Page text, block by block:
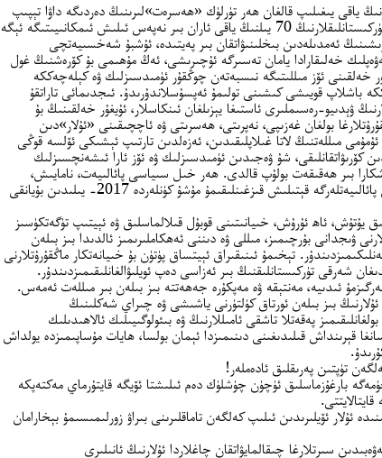
ياقى يىغىلىپ قالغان ھەر تۈرلۈك «ھەسرەت»لىرىنىڭ دەردىگە داۋا تېپىپ
چىقىۋاتقانلار كۆپىيىپ قالدى. شەرقى تۈركىستانلىقلارنىڭ 70 يىلنىڭ ياقى ئاران بىر نەپەس ئىلىش ئىمكانىيىتىگە ئېگە
ئەمدىلەدىن بىخلىنىۋاتقان بىر پەيتىدە، ئۇشبۇ شەخسىيەتچى
خەلىقارادا يامان تەسىرگە ئۇچىرىشى، ئەڭ مۇھىمى بۇ كۆرەشنىڭ غول
خەلقىنى ئۆز مىللىتىگە نىسبەتەن چوڭقۇر ئۈمىدسىزلىك ۋە كېلەچەككە
باشلاپ قويىشى كىشىنى تولىمۇ ئەپسۇسلاندۇرىدۇ. ئىجدىمائى تاراتقۇ
ۋېدىيو-رەسىملىرى ئاستىغا يېزىلغان ئىنكاسلار، ئۇيغۇر خەلقىنىڭ بۇ
بولغان غەزىپى، نەپرىتى، ھەسرىتى ۋە ئاچچىقىنى «ئۇلار»دىن
مىللەتنىڭ لاتا غىلاپلىقىدىن، ئەزەلدىن تارتىپ ئېشىكى ئۆلسە قوڭى
كۆرىۋاتقانلىقى، شۇ ۋەجىدىن ئۈمىدسىزلىك ۋە ئۆز ئارا ئىشەنچسىزلىك
بىر ھەقىقەت بولۇپ قالدى. ھەر خىل سىياسى پائالىيەت، نامايىش،
يىغىلىش، سۆھبەت قاتارلىق ئىجدىمائى پائالىيەتلەرگە قېتىلىش قىزغىنلىقىمۇ مۇشۇ كۈنلەردە 2017- يىلىدىن بۇيانقى
يۇتۇش، ئاھ ئۇرۇش، خىيانىتىنى قوبۇل قىلالماسلىق ۋە ئېيتىپ تۈگەتكۈسىز
ۋىجدانى بۇرچىمىز، مىللى ۋە دىننى ئەھكاملىرىمىز ئالدىدا بىز بىلەن
تېخىمۇ ئىنىقىراق ئېيتساق پۈتۈن بۇ خىيانەتكار ماڭقۇرۇتلارنى
شەرقى تۈركىستانلىقنىڭ بىر ئەزاسى دەپ ئويلىۋالغانلىقىمىزدىندۇر.
ھەرگىزمۇ ئىدىيە، مەنتېقە ۋە مەپكۇرە جەھەتتە بىز بىلەن بىر مىللەت ئەمەس.
بىز بىلەن ئورتاق كۈلتۈرنى ياشىشى ۋە چىراي شەكلىنىڭ
پەقەتلا تاشقى ئامىللارنىڭ ۋە بىئولوگىيىلىك ئالاھىدىلىك
قېرىنداش قىلىدىغىنى دىنىمىزدا ئېمان بولسا، ھايات مۇساپىمىزدە يولداش
تۈپتىن پەرىقلىق ئادەملەر!
بارغۇزماسلىق ئۈچۈن چۈشلۈك دەم ئىلىشتا ئۆيگە قايتۇرماي مەكتەپكە
ئۇلار ئۆيلىرىدىن ئىلىپ كەلگەن تاماقلىرىنى بىراۋ زورلىمىسىمۇ بېخارامان
سىرتلارغا چىقالمايۋاتقان چاغلاردا ئۇلارنىڭ ئانىلىرى